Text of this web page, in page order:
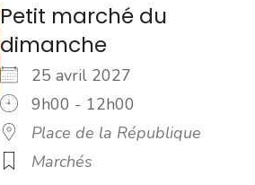
Petit marché du
dimanche
25 avril 2027
9h00 - 12h00
Place de la République
Marchés